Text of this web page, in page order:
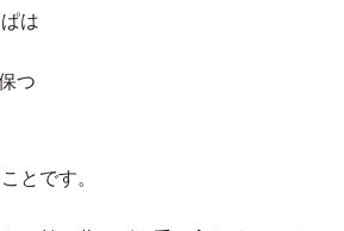
は
つ
とです。